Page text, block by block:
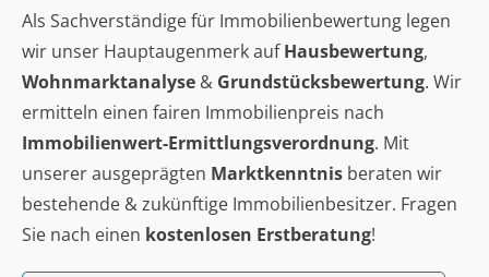
Als Sachverständige für Immobilienbewertung legen
wir unser Hauptaugenmerk aufHausbewertung,
Wohnmarktanalyse & Grundstücksbewertung. Wir
ermitteln einen fairen Immobilienpreis nach
Immobilienwert-Ermittlungsverordnung. Mit
unserer ausgeprägten Marktkenntnis beraten wir
bestehende & zukünftige Immobilienbesitzer. Fragen
Sie nach einen kostenlosen Erstberatung!